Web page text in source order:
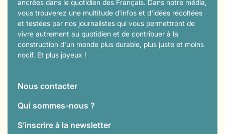
ancrées dans le quotidien des Français. Dans notre média,
vous trouverez une multitude d'infos et d'idées récoltées
et testées par nos journalistes qui vous permettront de
vivre autrement au quotidien et de contribuer à la
construction d'un monde plus durable, plus juste et moins
nocif. Et plus joyeux !
Nous contacter
Qui sommes-nous ?
S’inscrire à la newsletter